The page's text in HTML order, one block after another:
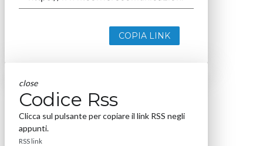
COPIA LINK
close
Codice Rss
Clicca sul pulsante per copiare il link RSS negli
appunti.
RSS link